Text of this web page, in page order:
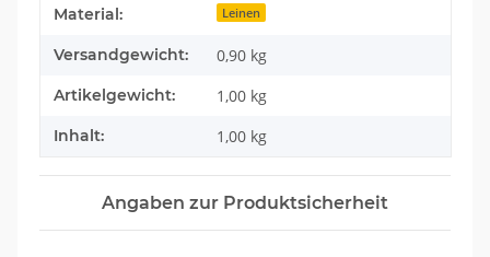
Material: Leinen
Versandgewicht: 0,90 kg
Artikelgewicht: 1,00 kg
Inhalt: 1,00 kg
Angaben zur Produktsicherheit